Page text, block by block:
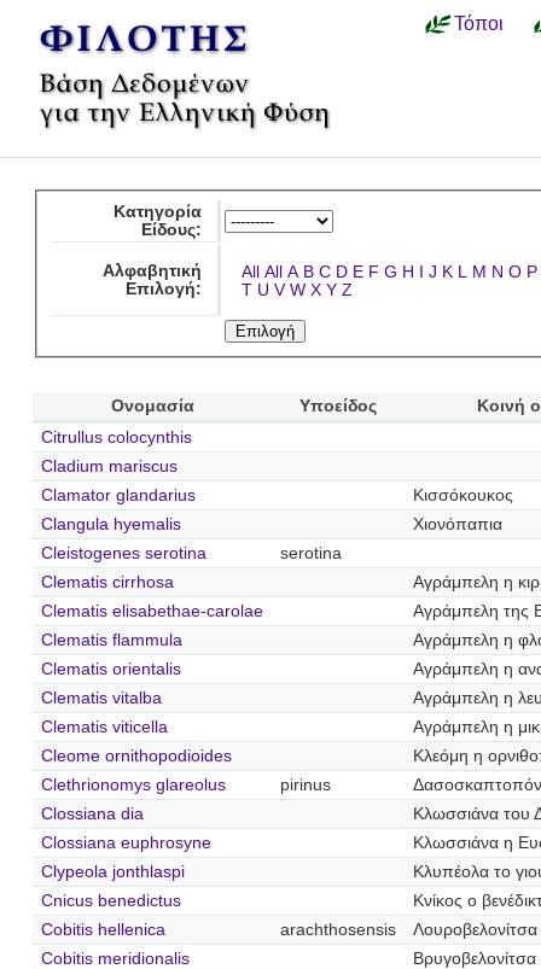
Τόποι
Κατηγορία
Είδους:
Αλφαβητική
Επιλογή:
All All A B C D E F G H I J K L M N O P
T U V W X Y Z
Ονομασία Υποείδος
Κοινή
Citrullus colocynthis
Cladium mariscus
Clamator glandarius
Κισσόκουκος
Clangula hyemalis
Χιονόπαπια
Cleistogenes serotina
serotina
Clematis cirrhosa
Αγράμπελη η
Clematis elisabethae-carolae
Αγράμπελη της
Clematis flammula
Αγράμπελη η
Clematis orientalis
Αγράμπελη η
Clematis vitalba
Αγράμπελη η
Clematis viticella
Αγράμπελη η
Cleome ornithopodioides
Κλεόμη η
Clethrionomys glareolus
pirinus
Clossiana dia
Κλωσσιάνα του
Clossiana euphrosyne
Κλωσσιάνα η
Clypeola jonthlaspi
Κλυπέολα το
Cnicus benedictus
Κνίκος ο
Cobitis hellenica
arachthosensis
Λουροβελονίτσα
Cobitis meridionalis
Βρυγοβελονίτσα